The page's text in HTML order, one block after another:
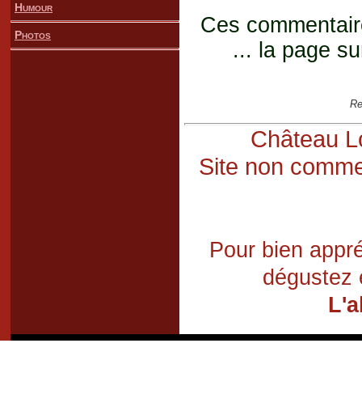
Humour
Photos
Ces
... la page
Château
Site non
Pour bien
dégustez